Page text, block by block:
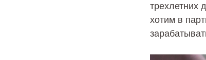
трехлетних
хотим в